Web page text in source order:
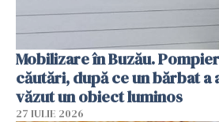
Mobilizare în Buzău.
căutări, după ce un bărbat a
văzut un obiect luminos
27 IULIE 2026